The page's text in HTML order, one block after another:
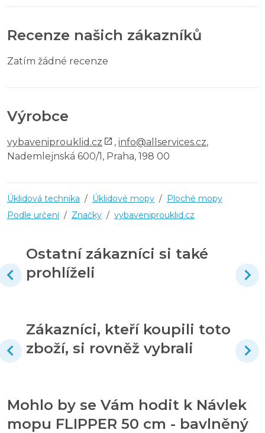
Recenze našich zákazníků
Zatím žádné recenze
Výrobce
vybaveniprouklid.cz , info@allservices.cz,
Nademlejnská 600/1, Praha, 198 00
Úklidová technika / Úklidové mopy / Ploché mopy
Podle určení / Značky / vybaveniprouklid.cz
Ostatní zákazníci si také
prohlíželi
Zákazníci, kteří koupili toto
zboží, si rovněž vybrali
Mohlo by se Vám hodit k Návlek
mopu FLIPPER 50 cm - bavlněný